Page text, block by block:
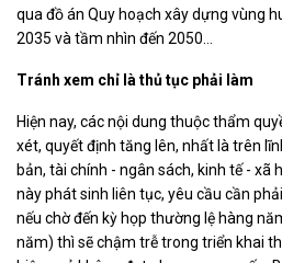
qua đồ án Quy hoạch xây dựng vùng
2035 và tầm nhìn đến 2050…
Tránh xem chỉ là thủ tục phải làm
Hiện nay, các nội dung thuộc thẩm
xét, quyết định tăng lên, nhất là trên
bản, tài chính - ngân sách, kinh tế - xã
này phát sinh liên tục, yêu cầu cần
nếu chờ đến kỳ họp thường lệ hàng
năm) thì sẽ chậm trễ trong triển khai